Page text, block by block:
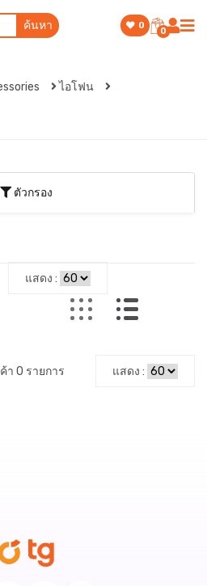
ค้นหา 0
0
ไอโฟน
ตัวกรอง
แสดง :
า 0 รายการ แสดง :